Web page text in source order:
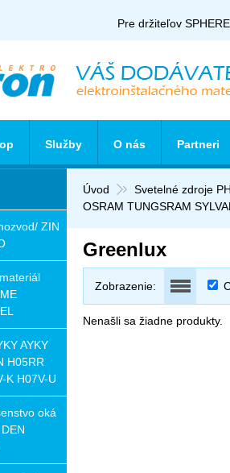
Pre držiteľov
Úvod Svetelné zdroje
OSRAM TUNGSRAM
Greenlux
Zobrazenie:
Nenašli sa žiadne produkty.
ZIN
AYKY
H05RR
K H07V-U
oká
Služby O nás Partneri